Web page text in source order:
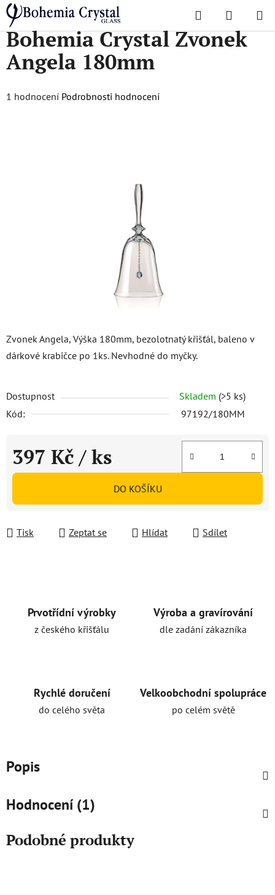
Přejít
na
obsah
Hledat
KOŠÍK
Domů
/ Doplňky Doplňky / Bohemia Crystal Zvonek Angela 180mm
Zvonek Angela, Výška 180mm, bezolotnatý křišťál, baleno v
dárkové krabičce po 1ks. Nevhodné do myčky.
Dostupnost Skladem (>5 ks)
Kód:
97192/180MM
397 Kč / ks
Měrná cena:
DO KOŠÍKU
Tisk Zeptat se Hlídat Sdílet
Bohemia Crystal Zvonek
Angela 180mm
Průměrné
1 hodnocení Podrobnosti hodnocení
Prvotřídní výrobky
z českého křišťálu
Výroba a gravírování
dle zadání zákazníka
Rychlé doručení
do celého světa
Velkoobchodní spolupráce
po celém světě
Popis
Hodnocení (1)
Podobné produkty